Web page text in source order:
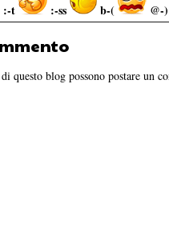
:-t :-ss b-( @-)
questo blog possono postare un